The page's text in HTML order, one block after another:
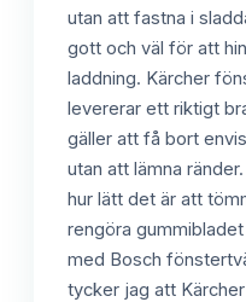
utan att fastna i
gott och väl för att
laddning. Kärcher
levererar ett riktigt
gäller att få bort
utan att lämna
hur lätt det är att
rengöra
med Bosch
tycker jag att